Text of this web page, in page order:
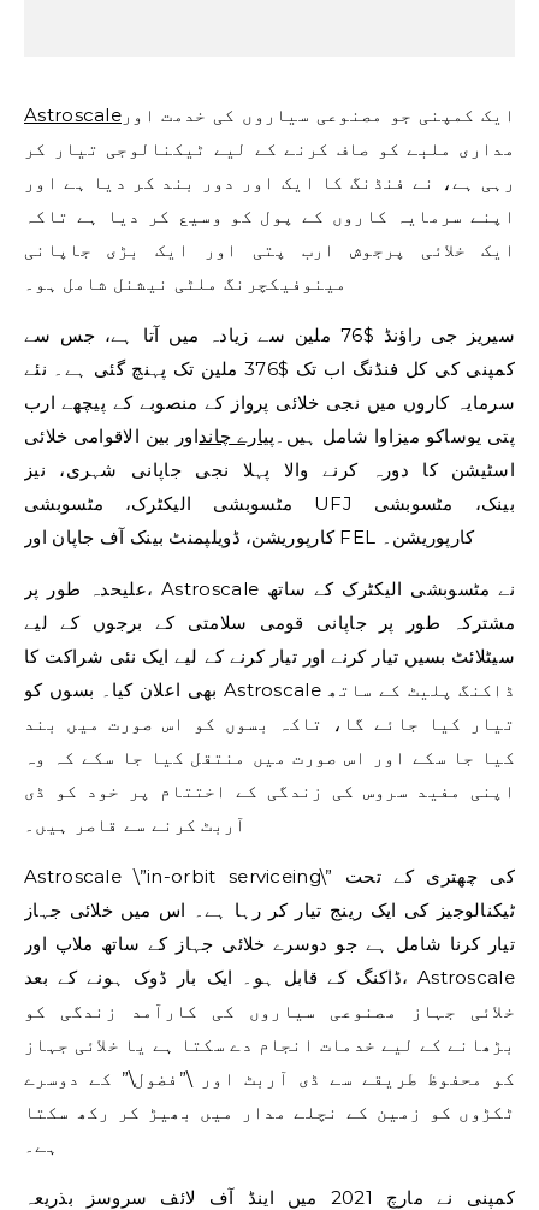
Astroscale ایک کمپنی جو مصنوعی سیاروں کی خدمت اور
مداری ملبے کو صاف کرنے کے لیے ٹیکنالوجی تیار کر
رہی ہے، نے فنڈنگ ​​کا ایک اور دور بند کر دیا ہے اور
اپنے سرمایہ کاروں کے پول کو وسیع کر دیا ہے تاکہ
ایک خلائی پرجوش ارب پتی اور ایک بڑی جاپانی
مینوفیکچرنگ ملٹی نیشنل شامل ہو۔
سیریز جی راؤنڈ $76 ملین سے زیادہ میں آتا ہے، جس سے
کمپنی کی کل فنڈنگ ​​اب تک $376 ملین تک پہنچ گئی ہے۔ نئے
سرمایہ کاروں میں نجی خلائی پرواز کے منصوبے کے پیچھے ارب
پتی یوساکو میزاوا شامل ہیں۔ پیارے چانداور بین الاقوامی خلائی
اسٹیشن کا دورہ کرنے والا پہلا نجی جاپانی شہری، نیز
مٹسوبشی الیکٹرک، مٹسوبشی UFJ بینک، مٹسوبشی
کارپوریشن، ڈویلپمنٹ بینک آف جاپان اور FEL کارپوریشن۔
علیحدہ طور پر، Astroscale نے مٹسوبشی الیکٹرک کے ساتھ
مشترکہ طور پر جاپانی قومی سلامتی کے برجوں کے لیے
سیٹلائٹ بسیں تیار کرنے اور تیار کرنے کے لیے ایک نئی شراکت کا
بھی اعلان کیا۔ بسوں کو Astroscale ڈاکنگ پلیٹ کے ساتھ
تیار کیا جائے گا، تاکہ بسوں کو اس صورت میں بند
کیا جا سکے اور اس صورت میں منتقل کیا جا سکے کہ وہ
اپنی مفید سروس کی زندگی کے اختتام پر خود کو ڈی
آربٹ کرنے سے قاصر ہیں۔
Astroscale \”in-orbit serviceing\” کی چھتری کے تحت
ٹیکنالوجیز کی ایک رینج تیار کر رہا ہے۔ اس میں خلائی جہاز
تیار کرنا شامل ہے جو دوسرے خلائی جہاز کے ساتھ ملاپ اور
ڈاکنگ کے قابل ہو۔ ایک بار ڈوک ہونے کے بعد، Astroscale
خلائی جہاز مصنوعی سیاروں کی کارآمد زندگی کو
بڑھانے کے لیے خدمات انجام دے سکتا ہے یا خلائی جہاز
کو محفوظ طریقے سے ڈی آربٹ اور \”فضول\” کے دوسرے
ٹکڑوں کو زمین کے نچلے مدار میں بھیڑ کر رکھ سکتا
ہے۔
کمپنی نے مارچ 2021 میں اینڈ آف لائف سروسز بذریعہ